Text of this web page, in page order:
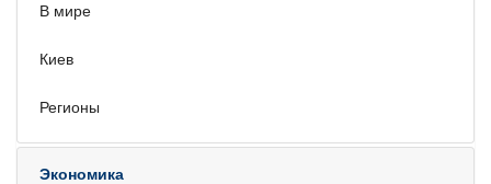
В мире
Киев
Регионы
Экономика